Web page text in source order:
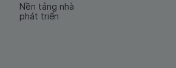
Nền tảng nhà
phát triển